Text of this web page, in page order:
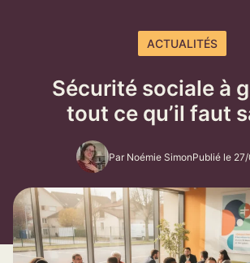
ACTUALITÉS
Sécurité sociale à
tout ce qu’il faut
Par Noémie SimonPublié le